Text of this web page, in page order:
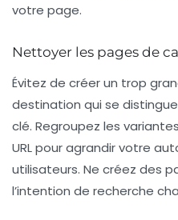
votre page.
Nettoyer les pages de
Évitez de créer un trop
destination qui se
clé. Regroupez les
URL pour agrandir votre
utilisateurs. Ne créez des
l’intention de recherche